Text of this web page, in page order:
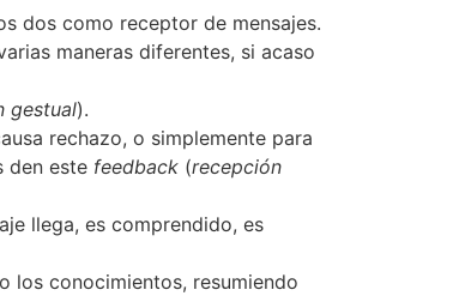
dos como receptor de mensajes.
maneras diferentes, si acaso
gestual).
rechazo, o simplemente para
den este feedback (recepción
llega, es comprendido, es
los conocimientos, resumiendo